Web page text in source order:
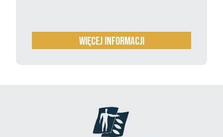
więcej informacji